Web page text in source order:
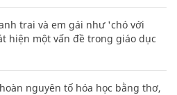
trai và em gái như 'chó với
hiện một vấn đề trong giáo dục
nguyên tố hóa học bằng thơ,